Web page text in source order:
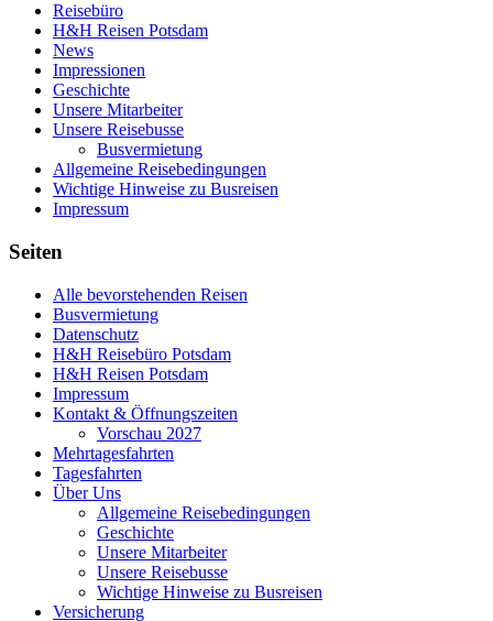
Reisebüro
H&H Reisen Potsdam
News
Impressionen
Geschichte
Unsere Mitarbeiter
Unsere Reisebusse
Busvermietung
Allgemeine Reisebedingungen
Wichtige Hinweise zu Busreisen
Impressum
Seiten
Alle bevorstehenden Reisen
Busvermietung
Datenschutz
H&H Reisebüro Potsdam
H&H Reisen Potsdam
Impressum
Kontakt & Öffnungszeiten
Vorschau 2027
Mehrtagesfahrten
Tagesfahrten
Über Uns
Allgemeine Reisebedingungen
Geschichte
Unsere Mitarbeiter
Unsere Reisebusse
Wichtige Hinweise zu Busreisen
Versicherung